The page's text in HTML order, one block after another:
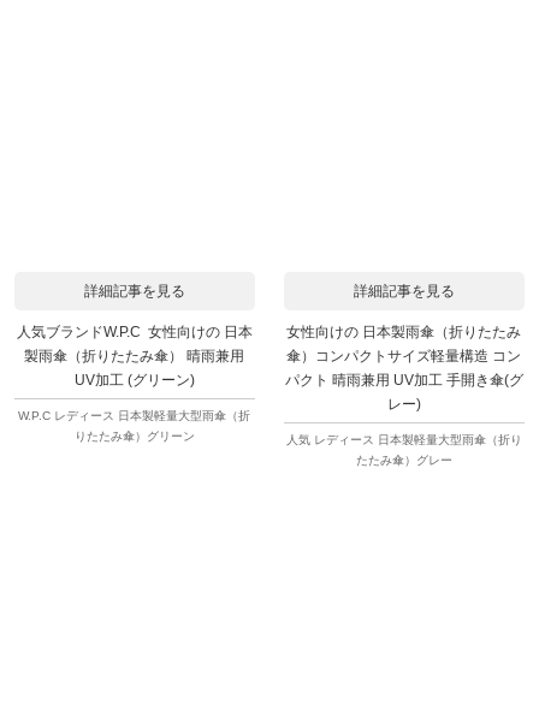
詳細記事を見る
人気ブランドW.P.C 女性向けの 日本
製雨傘（折りたたみ傘） 晴雨兼用
UV加工 (グリーン)
W.P.C レディース 日本製軽量大型雨傘（折
りたたみ傘）グリーン
詳細記事を見る
女性向けの 日本製雨傘（折りたたみ
傘）コンパクトサイズ軽量構造 コン
パクト 晴雨兼用 UV加工 手開き傘(グ
レー)
人気 レディース 日本製軽量大型雨傘（折り
たたみ傘）グレー